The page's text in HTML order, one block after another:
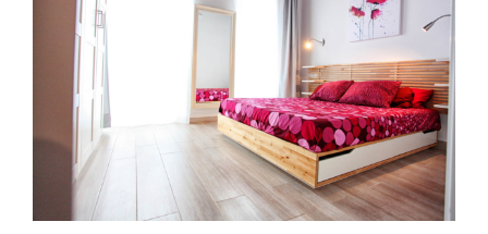
Ampliación cocina San Antonio de
Benagéber